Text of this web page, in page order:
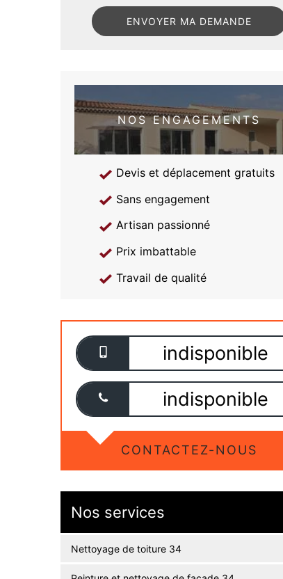
NOS ENGAGEMENTS
Devis et déplacement gratuits
Sans engagement
Artisan passionné
Prix imbattable
Travail de qualité
indisponible
indisponible
CONTACTEZ-NOUS
Nos services
Nettoyage de toiture 34